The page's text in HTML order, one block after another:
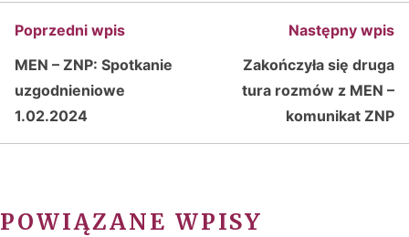
Poprzedni wpis
MEN – ZNP: Spotkanie
uzgodnieniowe
1.02.2024
Następny wpis
Zakończyła się druga
tura rozmów z MEN –
komunikat ZNP
POWIĄZANE WPISY